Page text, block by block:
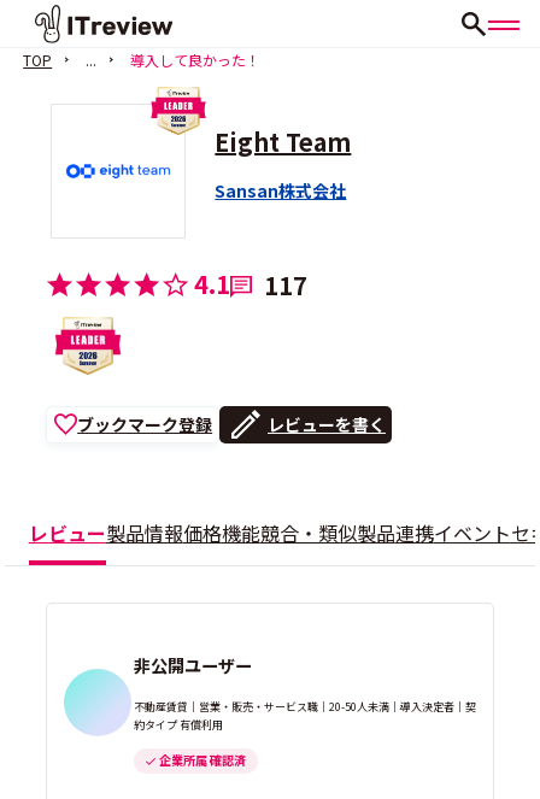
TOP ... 導入して良かった！
Eight Team
Sansan株式会社
4.1 117
ブックマーク登録 レビューを書く
レビュー製品情報価格機能競合・類似製品連携イベントセ
非公開ユーザー
不動産賃貸｜営業・販売・サービス職｜20-50人未満｜導入決定者｜契
約タイプ 有償利用
企業所属 確認済